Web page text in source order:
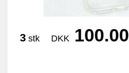
3 stk DKK 100.00